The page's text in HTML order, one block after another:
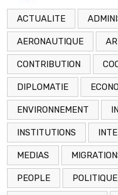
ACTUALITE
AERONAUTIQUE
CONTRIBUTION
DIPLOMATIE
ENVIRONNEMENT
INSTITUTIONS
MEDIAS
PEOPLE POLITIQUE